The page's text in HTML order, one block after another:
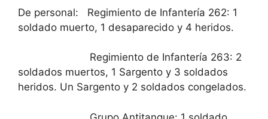
De personal: Regimiento de Infantería 262: 1
soldado muerto, 1 desaparecido y 4 heridos.
Regimiento de Infantería 263: 2
soldados muertos, 1 Sargento y 3 soldados
heridos. Un Sargento y 2 soldados congelados.